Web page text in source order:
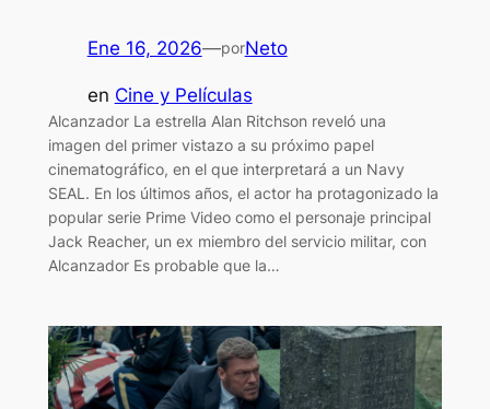
Ene 16, 2026—porNeto
en Cine y Películas
Alcanzador La estrella Alan Ritchson reveló una
imagen del primer vistazo a su próximo papel
cinematográfico, en el que interpretará a un Navy
SEAL. En los últimos años, el actor ha protagonizado la
popular serie Prime Video como el personaje principal
Jack Reacher, un ex miembro del servicio militar, con
Alcanzador Es probable que la…